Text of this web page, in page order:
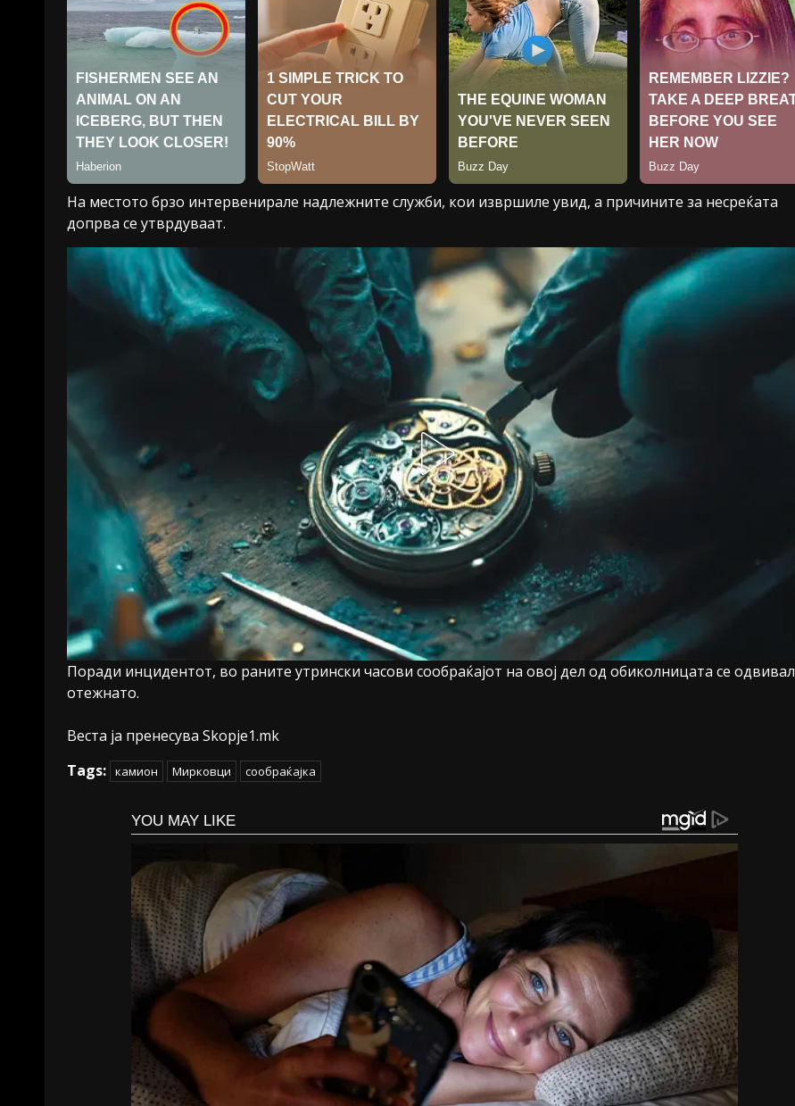
На местото брзо интервенирале надлежните служби, кои извршиле увид, а причините за несреќата
допрва се утврдуваат.
Поради инцидентот, во раните утрински часови сообраќајот на овој дел од обиколницата се одвивал
отежнато.
Веста ја пренесува Skopje1.mk
Tags: камион Мирковци сообраќајка